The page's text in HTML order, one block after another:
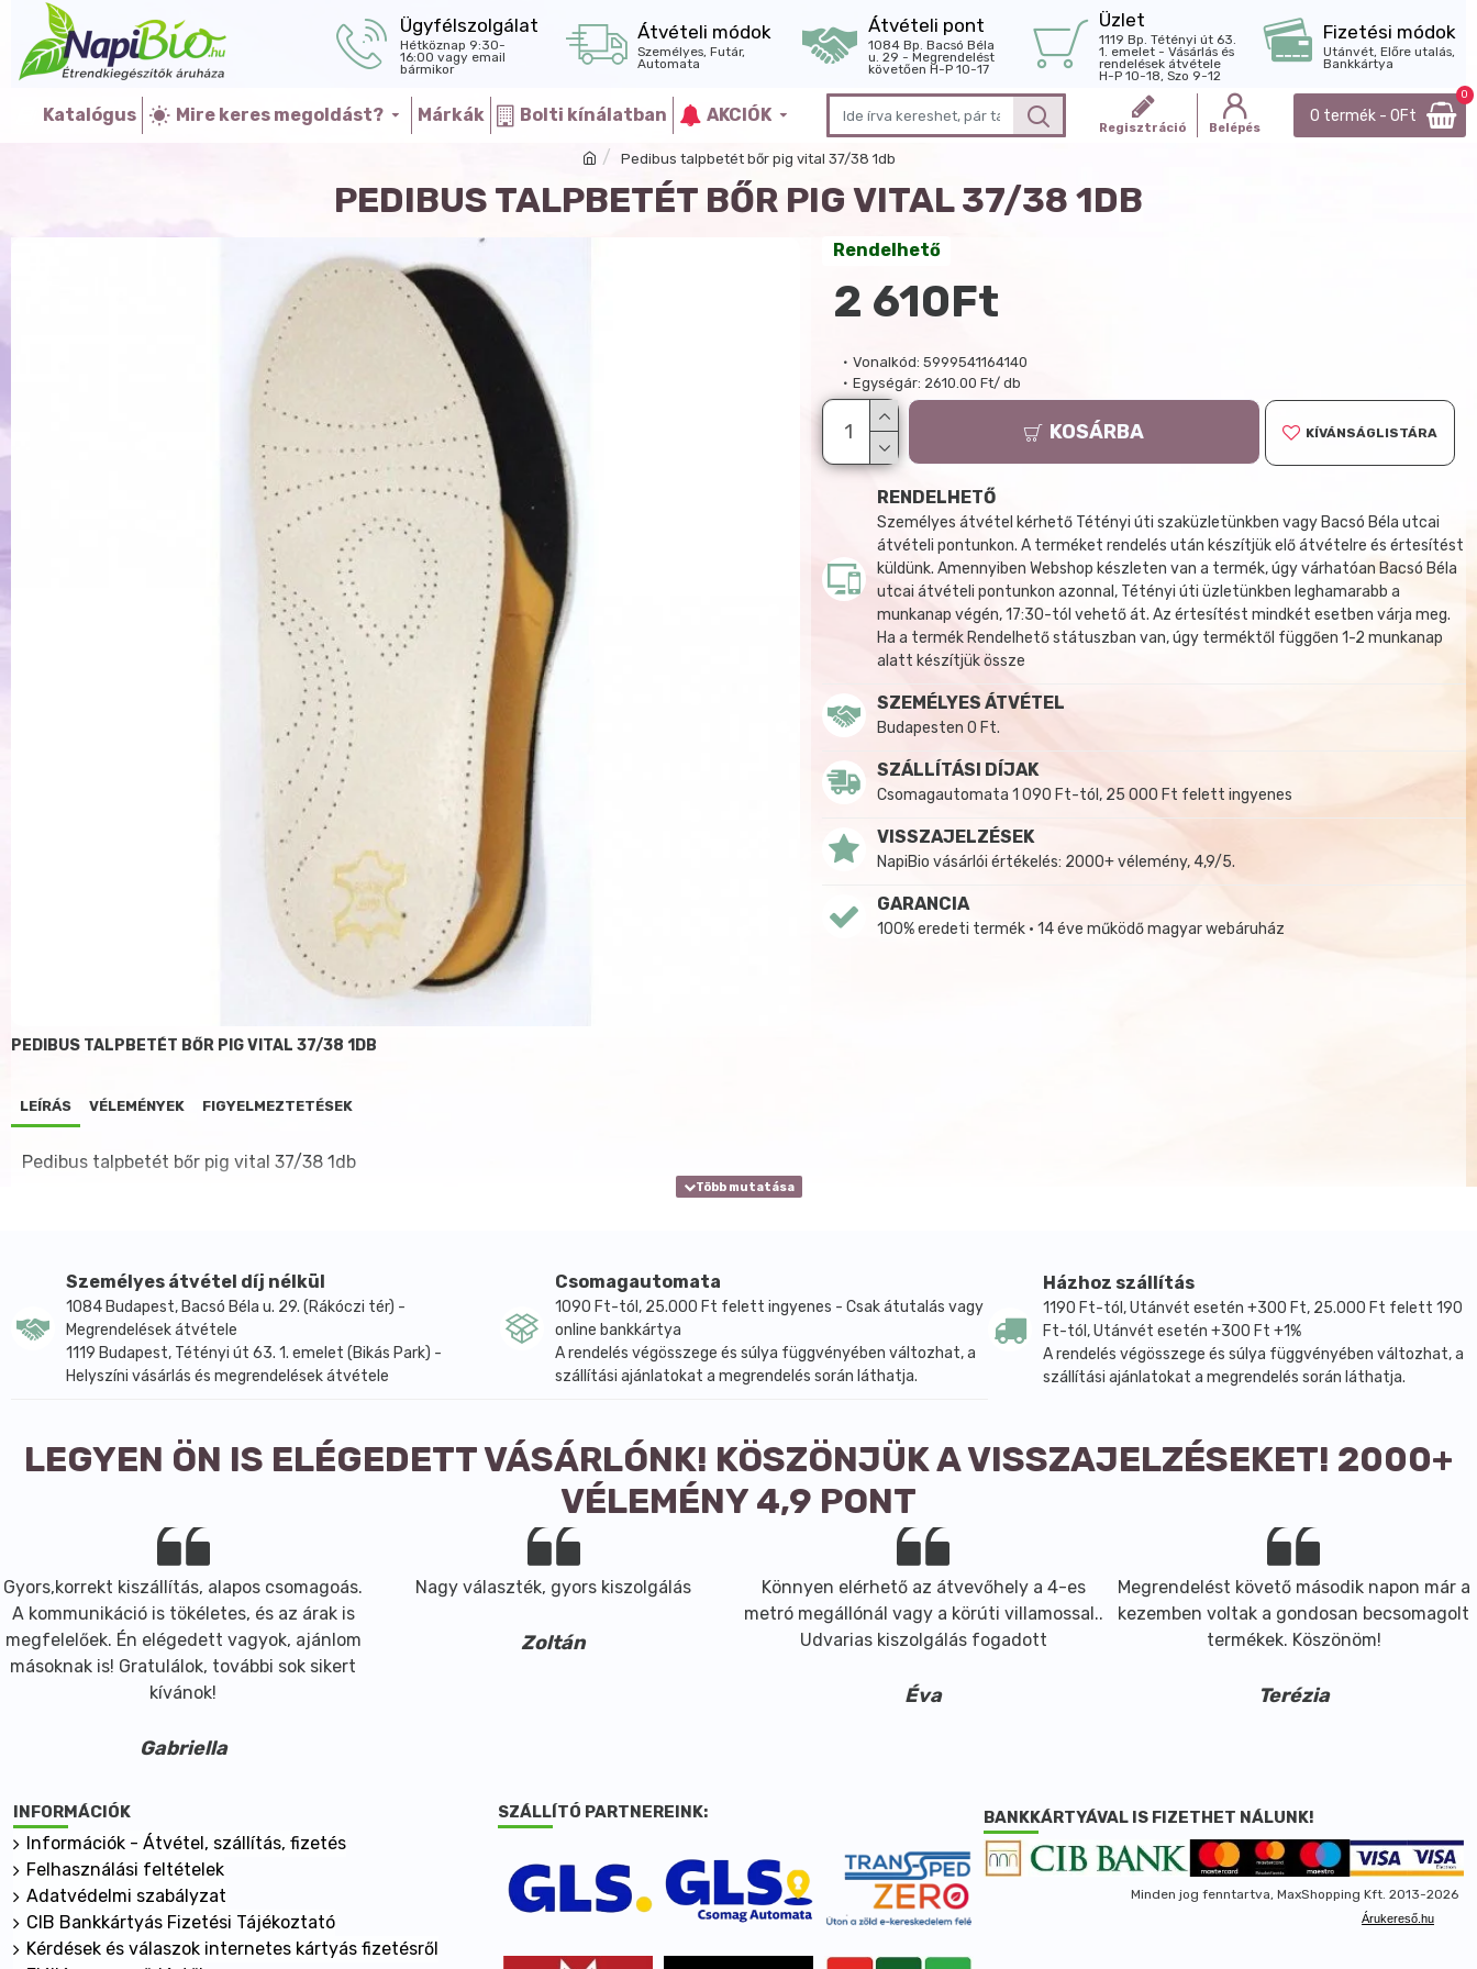
Ügyfélszolgálat
Hétköznap 9:30-
16:00 vagy email
bármikor
Átvételi módok
Személyes, Futár,
Automata
Átvételi pont
1084 Bp. Bacsó Béla
u. 29 - Megrendelést
követően H-P 10-17
Üzlet
1119 Bp. Tétényi út 63.
1. emelet - Vásárlás és
rendelések átvétele
H-P 10-18, Szo 9-12
Fizetési módok
Utánvét, Előre utalás,
Bankkártya
Katalógus Mire keres megoldást? Márkák Bolti kínálatban AKCIÓK
Regisztráció Belépés
0 termék - 0Ft
0
Pedibus talpbetét bőr pig vital 37/38 1db
PEDIBUS TALPBETÉT BŐR PIG VITAL 37/38 1DB
Vonalkód: 5999541164140
Egységár: 2610.00 Ft/ db
Rendelhető
2 610Ft
KOSÁRBA KÍVÁNSÁGLISTÁRA
RENDELHETŐ
Személyes átvétel kérhető Tétényi úti szaküzletünkben vagy Bacsó Béla utcai
átvételi pontunkon. A terméket rendelés után készítjük elő átvételre és értesítést
küldünk. Amennyiben Webshop készleten van a termék, úgy várhatóan Bacsó Béla
utcai átvételi pontunkon azonnal, Tétényi úti üzletünkben leghamarabb a
munkanap végén, 17:30-tól vehető át. Az értesítést mindkét esetben várja meg.
Ha a termék Rendelhető státuszban van, úgy terméktől függően 1-2 munkanap
alatt készítjük össze
SZEMÉLYES ÁTVÉTEL
Budapesten 0 Ft.
SZÁLLÍTÁSI DÍJAK
Csomagautomata 1 090 Ft-tól, 25 000 Ft felett ingyenes
VISSZAJELZÉSEK
NapiBio vásárlói értékelés: 2000+ vélemény, 4,9/5.
GARANCIA
100% eredeti termék • 14 éve működő magyar webáruház
PEDIBUS TALPBETÉT BŐR PIG VITAL 37/38 1DB
LEÍRÁS VÉLEMÉNYEK FIGYELMEZTETÉSEK
Pedibus talpbetét bőr pig vital 37/38 1db
Személyes átvétel díj nélkül
1084 Budapest, Bacsó Béla u. 29. (Rákóczi tér) -
Megrendelések átvétele
1119 Budapest, Tétényi út 63. 1. emelet (Bikás Park) -
Helyszíni vásárlás és megrendelések átvétele
Csomagautomata
1090 Ft-tól, 25.000 Ft felett ingyenes - Csak átutalás vagy
online bankkártya
A rendelés végösszege és súlya függvényében változhat, a
szállítási ajánlatokat a megrendelés során láthatja.
Házhoz szállítás
1190 Ft-tól, Utánvét esetén +300 Ft, 25.000 Ft felett 190
Ft-tól, Utánvét esetén +300 Ft +1%
A rendelés végösszege és súlya függvényében változhat, a
szállítási ajánlatokat a megrendelés során láthatja.
LEGYEN ÖN IS ELÉGEDETT VÁSÁRLÓNK! KÖSZÖNJÜK A VISSZAJELZÉSEKET! 2000+
VÉLEMÉNY 4,9 PONT
Gyors,korrekt kiszállítás, alapos csomagoás.
A kommunikáció is tökéletes, és az árak is
megfelelőek. Én elégedett vagyok, ajánlom
másoknak is! Gratulálok, további sok sikert
kívánok!
Gabriella
Nagy választék, gyors kiszolgálás
Zoltán
Könnyen elérhető az átvevőhely a 4-es
metró megállónál vagy a körúti villamossal..
Udvarias kiszolgálás fogadott
Éva
Megrendelést követő második napon már a
kezemben voltak a gondosan becsomagolt
termékek. Köszönöm!
Terézia
INFORMÁCIÓK
Információk - Átvétel, szállítás, fizetés
Felhasználási feltételek
Adatvédelmi szabályzat
CIB Bankkártyás Fizetési Tájékoztató
Kérdések és válaszok internetes kártyás fizetésről
SZÁLLÍTÓ PARTNEREINK: BANKKÁRTYÁVAL IS FIZETHET NÁLUNK!
Minden jog fenntartva, MaxShopping Kft. 2013-2026
Árukereső.hu